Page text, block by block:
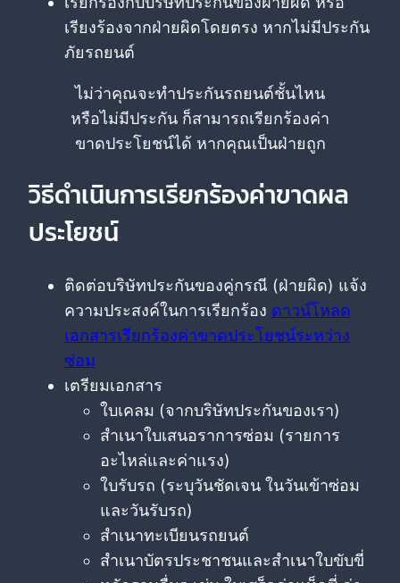
เรียงร้องจากฝ่ายผิดโดยตรง หากไม่มีประกัน
ภัยรถยนต์
ไม่ว่าคุณจะทำประกันรถยนต์ชั้นไหน
หรือไม่มีประกัน ก็สามารถเรียกร้องค่า
ขาดประโยชน์ได้ หากคุณเป็นฝ่ายถูก
วิธีดำเนินการเรียกร้องค่าขาดผล
ประโยชน์
ติดต่อบริษัทประกันของคู่กรณี (ฝ่ายผิด) แจ้ง
ความประสงค์ในการเรียกร้อง ดาวน์โหลด
เอกสารเรียกร้องค่าขาดประโยชน์ระหว่าง
ซ่อม
เตรียมเอกสาร
ใบเคลม (จากบริษัทประกันของเรา)
สำเนาใบเสนอราการซ่อม (รายการ
อะไหล่และค่าแรง)
ใบรับรถ (ระบุวันชัดเจน ในวันเข้าซ่อม
และวันรับรถ)
สำเนาทะเบียนรถยนต์
สำเนาบัตรประชาชนและสำเนาใบขับขี่